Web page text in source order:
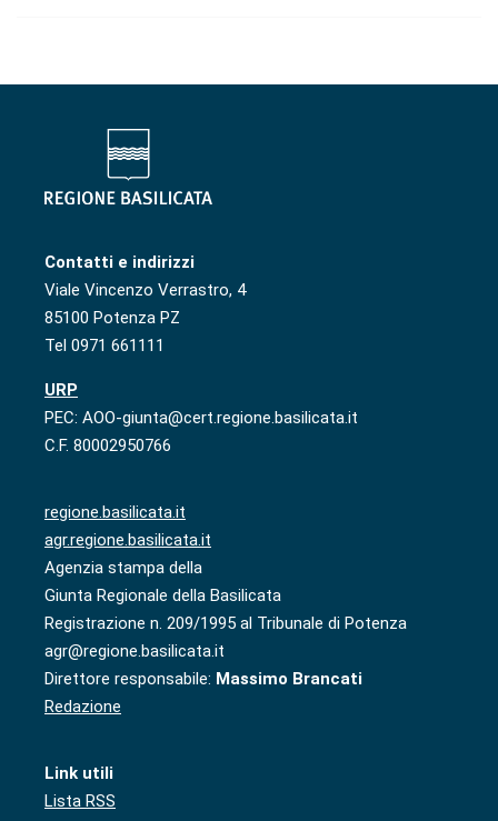
Contatti e indirizzi
Viale Vincenzo Verrastro, 4
85100 Potenza PZ
Tel 0971 661111
URP
PEC: AOO-giunta@cert.regione.basilicata.it
C.F. 80002950766
regione.basilicata.it
agr.regione.basilicata.it
Agenzia stampa della
Giunta Regionale della Basilicata
Registrazione n. 209/1995 al Tribunale di Potenza
agr@regione.basilicata.it
Direttore responsabile: Massimo Brancati
Redazione
Link utili
Lista RSS